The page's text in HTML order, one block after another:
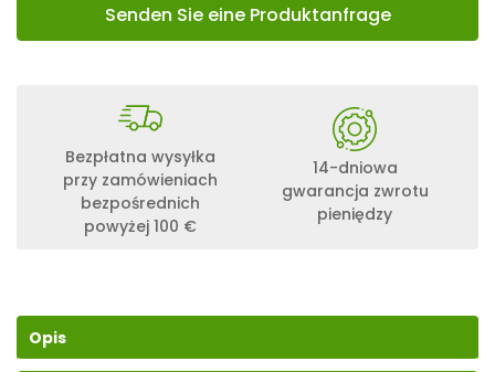
Senden Sie eine Produktanfrage
Bezpłatna wysyłka
przy zamówieniach
bezpośrednich
powyżej 100 €
14-dniowa
gwarancja zwrotu
pieniędzy
Opis